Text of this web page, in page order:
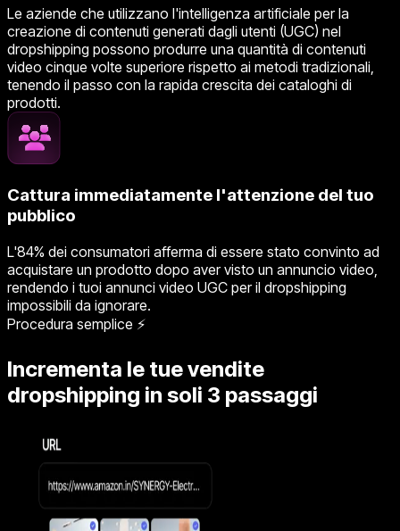
Le aziende che utilizzano l'intelligenza artificiale per la
creazione di contenuti generati dagli utenti (UGC) nel
dropshipping possono produrre una quantità di contenuti
video cinque volte superiore rispetto ai metodi tradizionali,
tenendo il passo con la rapida crescita dei cataloghi di
prodotti.
Cattura immediatamente l'attenzione del tuo
pubblico
L'84% dei consumatori afferma di essere stato convinto ad
acquistare un prodotto dopo aver visto un annuncio video,
rendendo i tuoi annunci video UGC per il dropshipping
impossibili da ignorare.
Procedura semplice ⚡
Incrementa le tue vendite
dropshipping in soli 3 passaggi